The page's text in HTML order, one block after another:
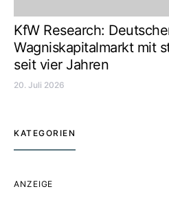
KfW Research:
Wagniskapitalmarkt mit
seit vier Jahren
20. Juli 2026
KATEGORIEN
ANZEIGE